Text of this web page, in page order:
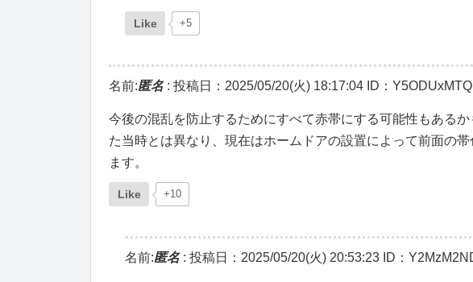
Like +5
名前:匿名: 投稿日：2025/05/20(火) 18:17:04 ID：Y5ODUxMTQ
今後の混乱を防止するためにすべて赤帯にする可能性もある
た当時とは異なり、現在はホームドアの設置によって前面の
ます。
Like +10
名前:匿名: 投稿日：2025/05/20(火) 20:53:23 ID：